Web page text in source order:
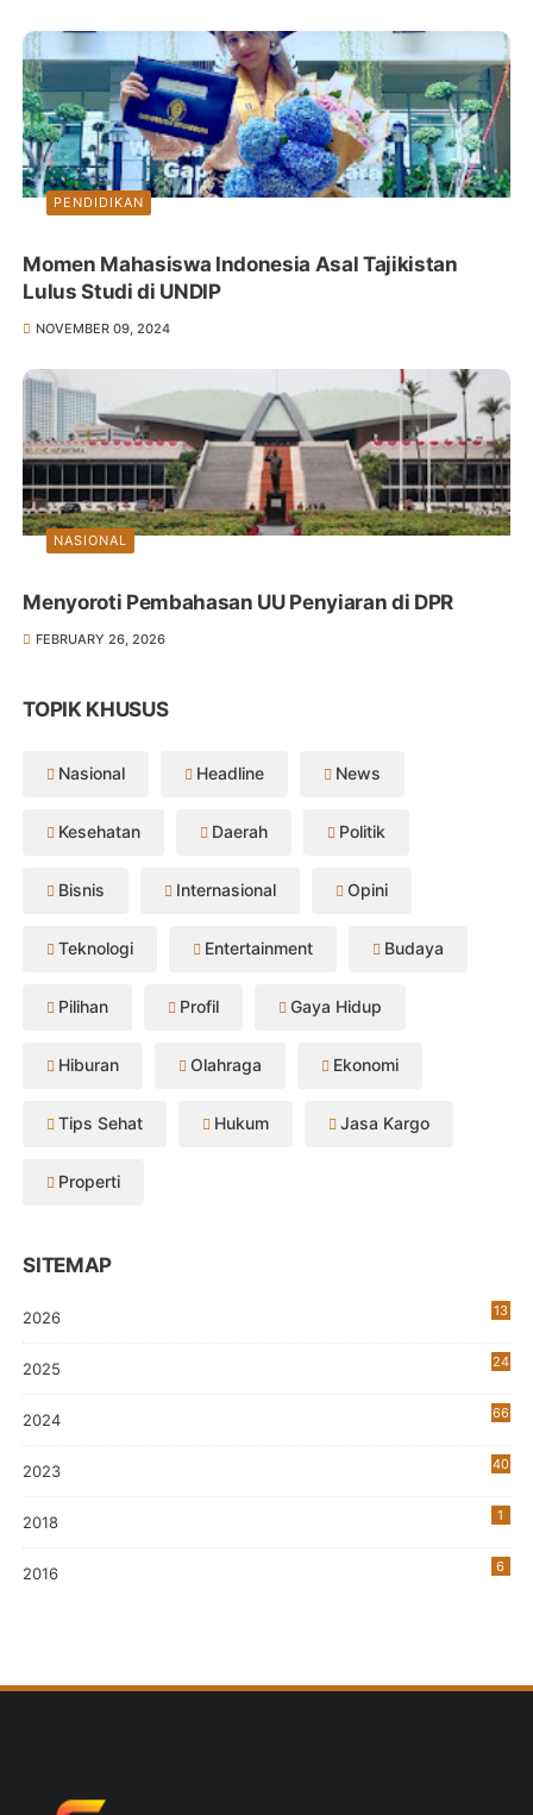
PENDIDIKAN
Momen Mahasiswa Indonesia Asal Tajikistan
Lulus Studi di UNDIP
NOVEMBER 09, 2024
NASIONAL
Menyoroti Pembahasan UU Penyiaran di DPR
FEBRUARY 26, 2026
TOPIK KHUSUS
Nasional Headline News
Kesehatan Daerah Politik
Bisnis Internasional Opini
Teknologi Entertainment Budaya
Pilihan Profil Gaya Hidup
Hiburan Olahraga Ekonomi
Tips Sehat Hukum Jasa Kargo
Properti
SITEMAP
2026 13
2025 24
2024 66
2023
40
2018 1
2016 6